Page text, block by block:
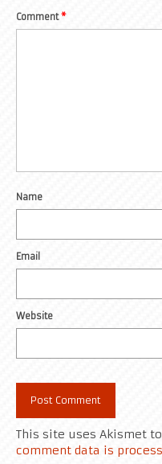
Comment*
Name
Email
Website
This site uses Akismet
comment data is